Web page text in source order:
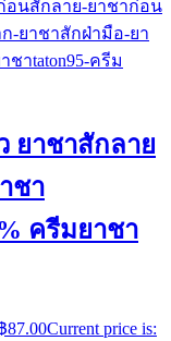
ยาชาสักลาย
ชา
ครีมยาชา
87.00Current price is: